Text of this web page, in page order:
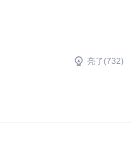
亮了(732)